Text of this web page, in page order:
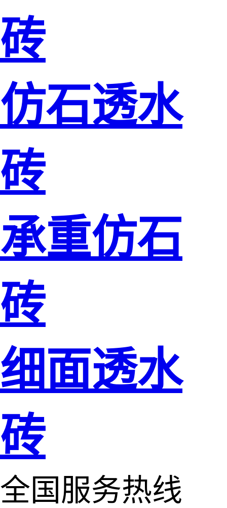
砖
仿石透水
砖
承重仿石
砖
细面透水
砖
全国服务热线